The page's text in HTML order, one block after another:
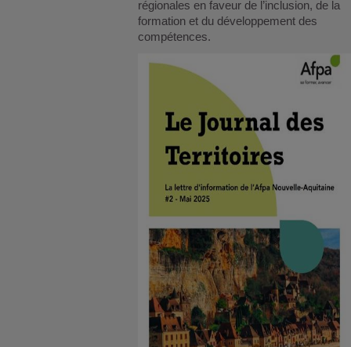
régionales en faveur de l’inclusion, de la
formation et du développement des
compétences.